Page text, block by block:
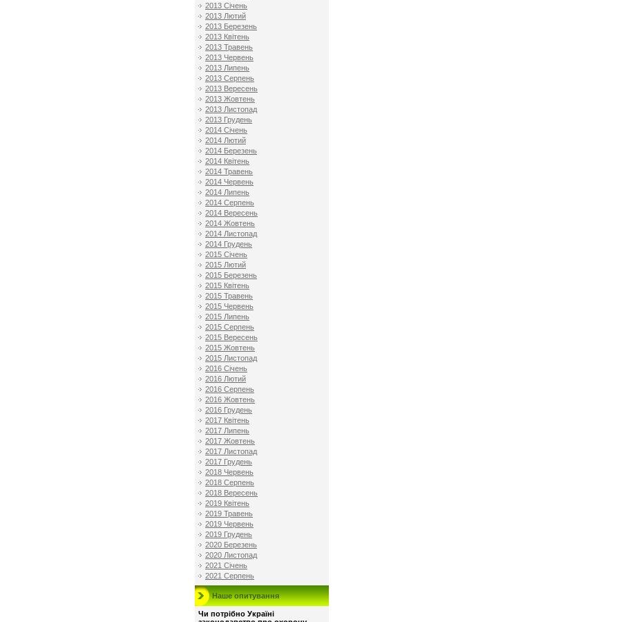
2013 Січень
2013 Лютий
2013 Березень
2013 Квітень
2013 Травень
2013 Червень
2013 Липень
2013 Серпень
2013 Вересень
2013 Жовтень
2013 Листопад
2013 Грудень
2014 Січень
2014 Лютий
2014 Березень
2014 Квітень
2014 Травень
2014 Червень
2014 Липень
2014 Серпень
2014 Вересень
2014 Жовтень
2014 Листопад
2014 Грудень
2015 Січень
2015 Лютий
2015 Березень
2015 Квітень
2015 Травень
2015 Червень
2015 Липень
2015 Серпень
2015 Вересень
2015 Жовтень
2015 Листопад
2016 Січень
2016 Лютий
2016 Серпень
2016 Жовтень
2016 Грудень
2017 Квітень
2017 Липень
2017 Жовтень
2017 Листопад
2017 Грудень
2018 Червень
2018 Серпень
2018 Вересень
2019 Квітень
2019 Травень
2019 Червень
2019 Грудень
2020 Березень
2020 Листопад
2021 Січень
2021 Серпень
Наше опитування
Чи потрібно Україні